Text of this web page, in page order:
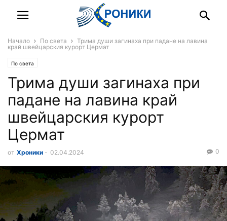
Начало По света
Трима души загинаха при падане на лавина
край швейцарския курорт Цермат
По света
Трима души загинаха при
падане на лавина край
швейцарския курорт
Цермат
от Хроники - 02.04.2024 0